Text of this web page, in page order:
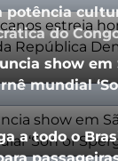
potência
do
show em
mundial
a todo o